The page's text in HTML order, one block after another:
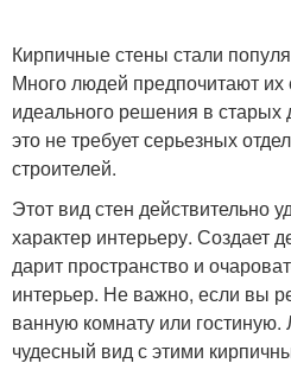
Кирпичные стены стали
Много людей предпочитают их
идеального решения в старых
это не требует серьезных
строителей.
Этот вид стен действительно
характер интерьеру. Создает
дарит пространство и
интерьер. Не важно, если вы
ванную комнату или
чудесный вид с этими